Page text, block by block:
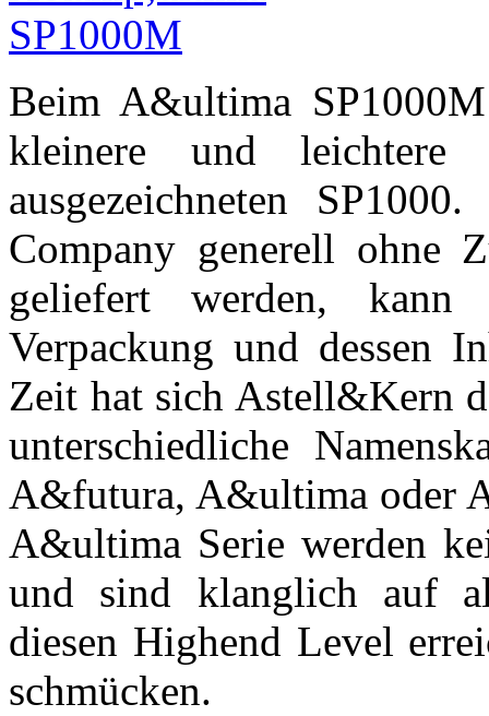
Beim A&ultima
kleinere und leichtere
ausgezeichneten
Company generell ohne
geliefert werden,
Verpackung und dessen
Zeit hat sich Astell&Kern
unterschiedliche
A&futura, A&ultima oder
A&ultima Serie werden
und sind klanglich auf
diesen Highend Level
schmücken.